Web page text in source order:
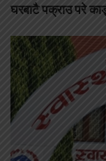
घरबाटै पक्राउ परे